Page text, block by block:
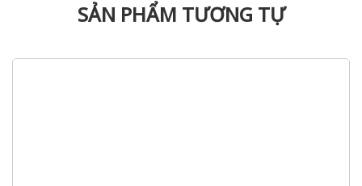
SẢN PHẨM TƯƠNG TỰ